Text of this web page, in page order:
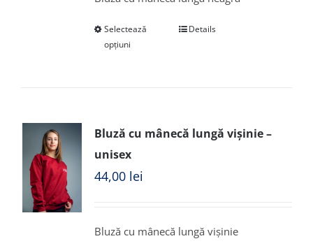
Selectează
opțiuni
Details
Bluză cu mânecă lungă vișinie –
unisex
44,00 lei
Bluză cu mânecă lungă vișinie